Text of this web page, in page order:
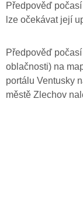
Předpověď
lze očekávat její
Předpověď
oblačnosti) na
portálu Ventusky
městě Zlechov